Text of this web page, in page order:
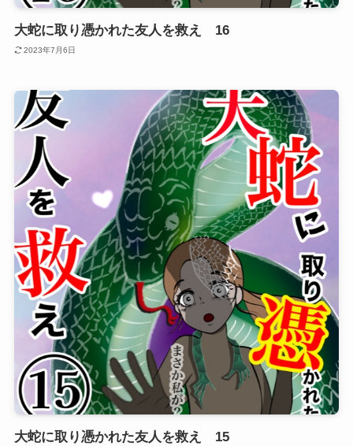
大蛇に取り憑かれた友人を救え 16
2023年7月6日
大蛇に取り憑かれた友人を救え 15